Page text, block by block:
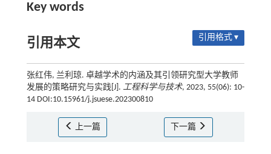
Key words
引用本文 引用格式 ▾
张红伟, 兰利琼. 卓越学术的内涵及其引领研究型大学教师
发展的策略研究与实践[J]. 工程科学与技术, 2023, 55(06): 10-
14 DOI:10.15961/j.jsuese.202300810
上一篇 下一篇